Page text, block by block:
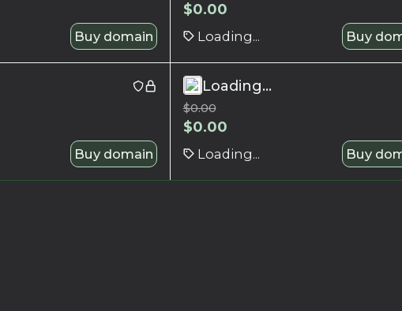
Buy domain
$0.00
Loading... Buy
Buy domain
Loading...
$0.00
$0.00
Loading... Buy